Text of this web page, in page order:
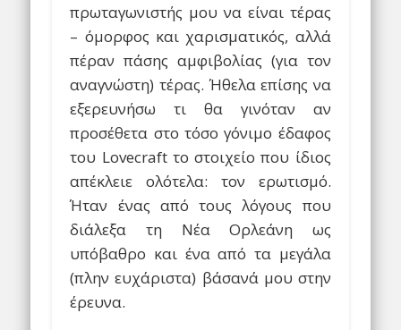
πρωταγωνιστής μου να είναι τέρας
– όμορφος και χαρισματικός, αλλά
πέραν πάσης αμφιβολίας (για τον
αναγνώστη) τέρας. Ήθελα επίσης να
εξερευνήσω τι θα γινόταν αν
προσέθετα στο τόσο γόνιμο έδαφος
του Lovecraft το στοιχείο που ίδιος
απέκλειε ολότελα: τον ερωτισμό.
Ήταν ένας από τους λόγους που
διάλεξα τη Νέα Ορλεάνη ως
υπόβαθρο και ένα από τα μεγάλα
(πλην ευχάριστα) βάσανά μου στην
έρευνα.